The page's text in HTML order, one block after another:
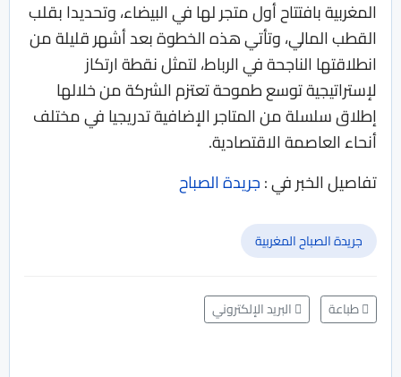
‬أنحاء‭ ‬العاصمة‭ ‬الاقتصادية‭.
تفاصيل الخبر في :جريدة الصباح
جريدة الصباح المغربية
طباعة البريد الإلكتروني